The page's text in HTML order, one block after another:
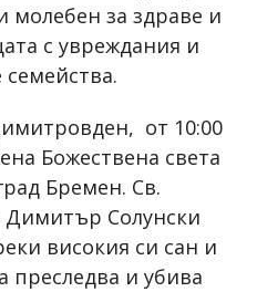
молебен за здраве и
с увреждания и
семейства.
от 10:00
Божествена света
Бремен. Св.
Солунски
високия си сан и
преследва и убива